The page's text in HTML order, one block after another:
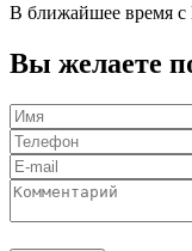
В ближайшее время с
Вы желаете